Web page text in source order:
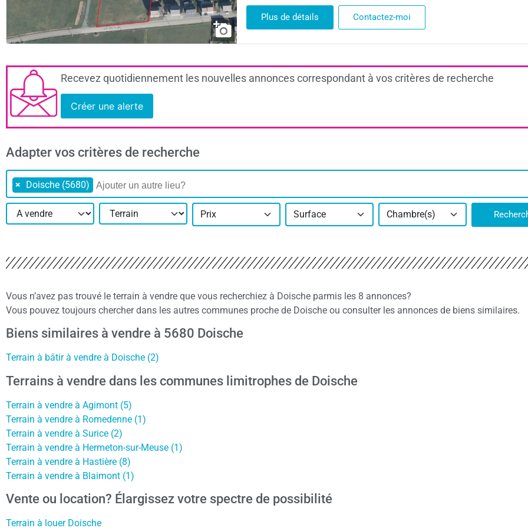
Plus de détails Contactez-moi
Recevez quotidiennement les nouvelles annonces correspondant à vos critères de recherche
Créer une alerte
Adapter vos critères de recherche
× Doische (5680)
Prix Surface Chambre(s)
Vous n’avez pas trouvé le terrain à vendre que vous recherchiez à Doische parmis les 8 annonces?
Vous pouvez toujours chercher dans les autres communes proche de Doische ou consulter les annonces de biens similaires.
Biens similaires à vendre à 5680 Doische
Terrain à bâtir à vendre à Doische (2)
Terrains à vendre dans les communes limitrophes de Doische
Terrain à vendre à Agimont (5)
Terrain à vendre à Romedenne (1)
Terrain à vendre à Surice (2)
Terrain à vendre à Hermeton-sur-Meuse (1)
Terrain à vendre à Hastière (8)
Terrain à vendre à Blaimont (1)
Vente ou location? Élargissez votre spectre de possibilité
Terrain à louer Doische